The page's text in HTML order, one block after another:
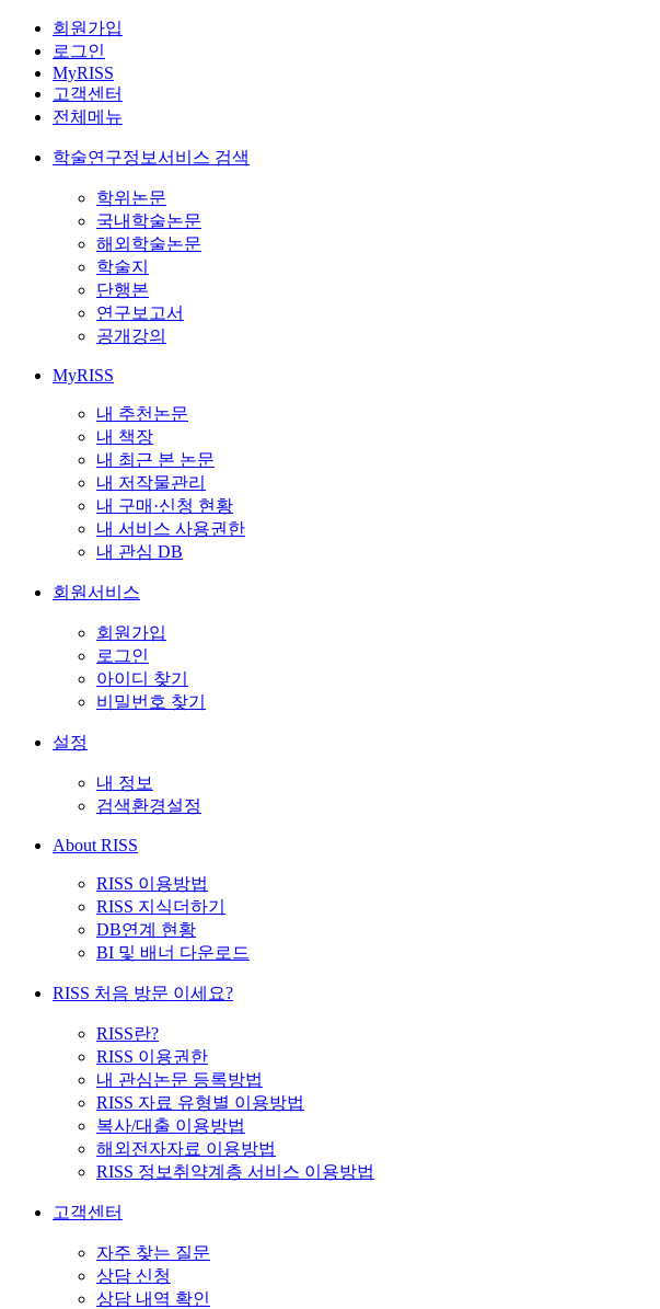
회원가입
로그인
MyRISS
고객센터
전체메뉴
학술연구정보서비스 검색
학위논문
국내학술논문
해외학술논문
학술지
단행본
연구보고서
공개강의
MyRISS
내 추천논문
내 책장
내 최근 본 논문
내 저작물관리
내 구매·신청 현황
내 서비스 사용권한
내 관심 DB
회원서비스
회원가입
로그인
아이디 찾기
비밀번호 찾기
설정
내 정보
검색환경설정
About RISS
RISS 이용방법
RISS 지식더하기
DB연계 현황
BI 및 배너 다운로드
RISS 처음 방문 이세요?
RISS란?
RISS 이용권한
내 관심논문 등록방법
RISS 자료 유형별 이용방법
복사/대출 이용방법
해외전자자료 이용방법
RISS 정보취약계층 서비스 이용방법
고객센터
자주 찾는 질문
상담 신청
상담 내역 확인